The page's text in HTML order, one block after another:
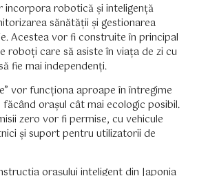
incorpora robotică și inteligență
sănătății și gestionarea
Acestea vor fi construite în principal
roboți care să asiste în viața de zi cu
fie mai independenți.
vor funcționa aproape în întregime
orașul cât mai ecologic posibil.
zero vor fi permise, cu vehicule
și suport pentru utilizatorii de